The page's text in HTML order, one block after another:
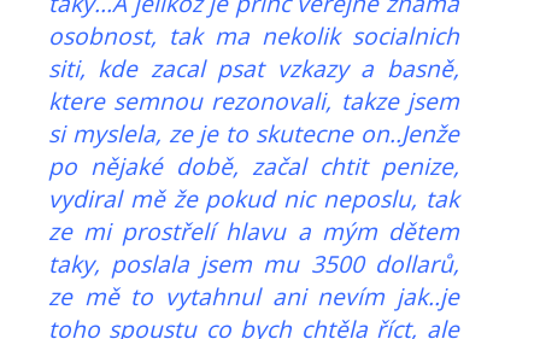
osobnost, tak ma nekolik socialnich
siti, kde zacal psat vzkazy a basně,
ktere semnou rezonovali, takze jsem
si myslela, ze je to skutecne on..Jenže
po nějaké době, začal chtit penize,
vydiral mě že pokud nic neposlu, tak
ze mi prostřelí hlavu a mým dětem
taky, poslala jsem mu 3500 dollarů,
ze mě to vytahnul ani nevím jak..je
toho spoustu co bych chtěla říct, ale